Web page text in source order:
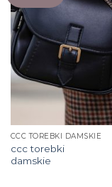
CCC TOREBKI DAMSKIE
ccc torebki
damskie